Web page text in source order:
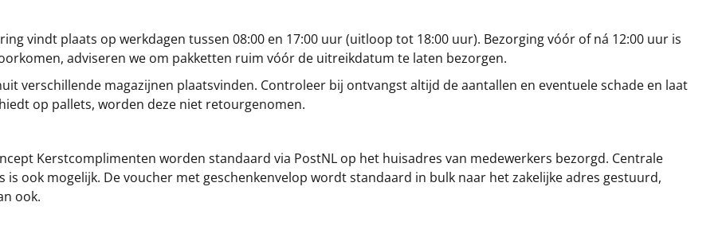
vindt plaats op werkdagen tussen 08:00 en 17:00 uur (uitloop tot 18:00 uur). Bezorging vóór of ná 12:00 uur is
adviseren we om pakketten ruim vóór de uitreikdatum te laten bezorgen.
verschillende magazijnen plaatsvinden. Controleer bij ontvangst altijd de aantallen en eventuele schade en laat
op pallets, worden deze niet retourgenomen.
Kerstcomplimenten worden standaard via PostNL op het huisadres van medewerkers bezorgd. Centrale
ook mogelijk. De voucher met geschenkenvelop wordt standaard in bulk naar het zakelijke adres gestuurd,
ook.